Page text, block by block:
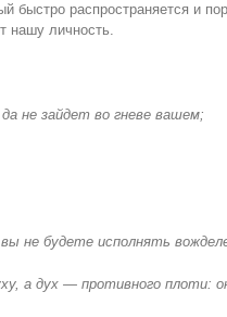
быстро распространяется и
нашу личность.
не зайдет во гневе вашем;
не будете исполнять
а дух — противного